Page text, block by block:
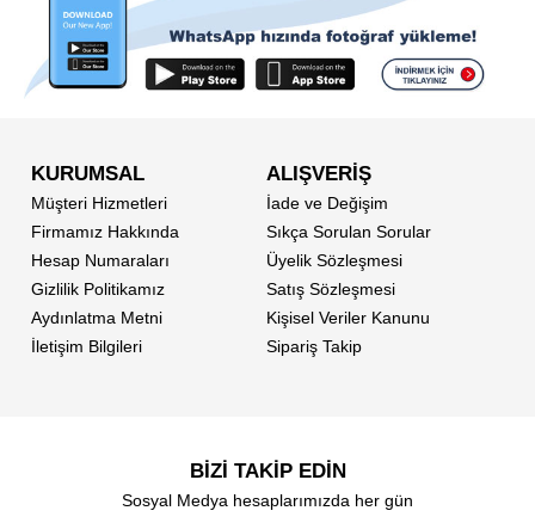
KURUMSAL
Müşteri Hizmetleri
Firmamız Hakkında
Hesap Numaraları
Gizlilik Politikamız
Aydınlatma Metni
İletişim Bilgileri
ALIŞVERİŞ
İade ve Değişim
Sıkça Sorulan Sorular
Üyelik Sözleşmesi
Satış Sözleşmesi
Kişisel Veriler Kanunu
Sipariş Takip
BİZİ TAKİP EDİN
Sosyal Medya hesaplarımızda her gün